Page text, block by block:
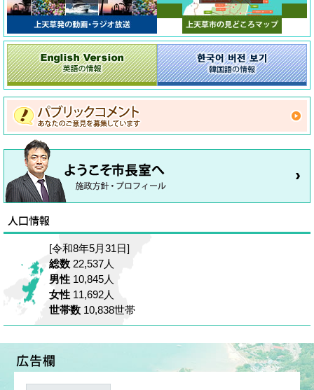
[令和8年5月31日]
総数 22,537人
男性 10,845人
女性 11,692人
世帯数 10,838世帯